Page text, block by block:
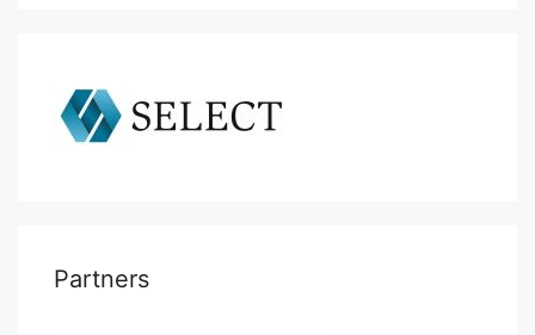
Partners